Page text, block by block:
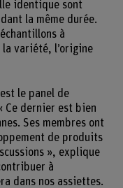
identique sont
la même durée.
à
la variété, l’origine
le panel de
Ce dernier est bien
Ses membres ont
de produits
», explique
à
dans nos assiettes.